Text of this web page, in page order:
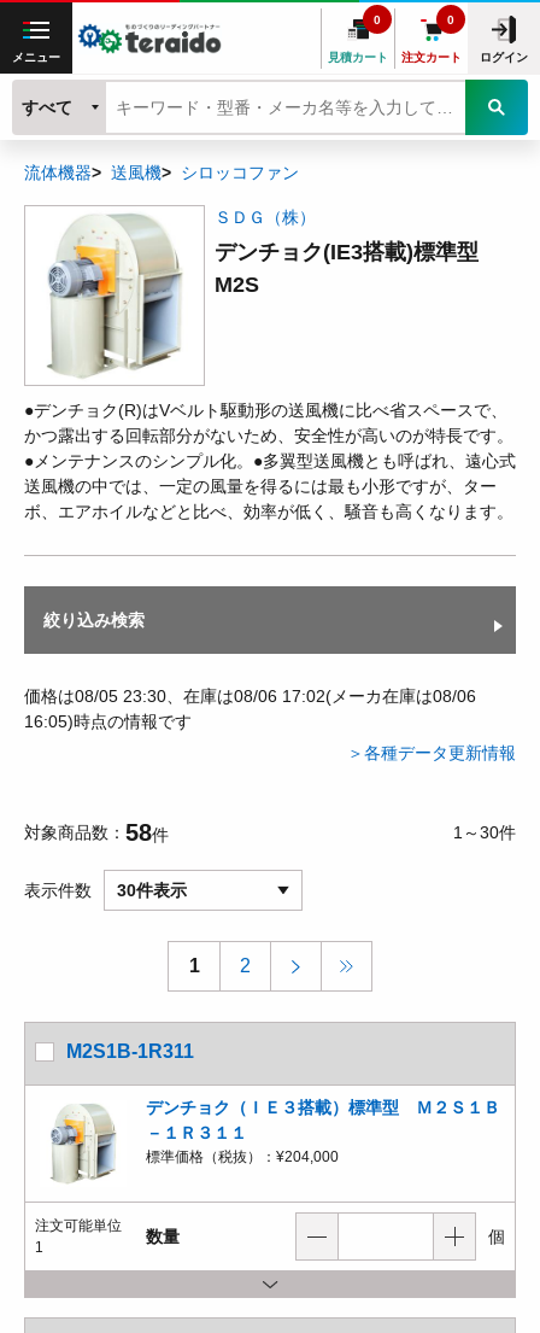
メニュー 見積カート
0
注文カート
0
ログイン
すべて
流体機器 送風機 シロッコファン
ＳＤＧ（株）
デンチョク(IE3搭載)標準型
M2S
●デンチョク(R)はVベルト駆動形の送風機に比べ省スペースで、
かつ露出する回転部分がないため、安全性が高いのが特長です。
●メンテナンスのシンプル化。●多翼型送風機とも呼ばれ、遠心式
送風機の中では、一定の風量を得るには最も小形ですが、ター
ボ、エアホイルなどと比べ、効率が低く、騒音も高くなります。
絞り込み検索
価格は08/05 23:30、在庫は08/06 17:02(メーカ在庫は08/06
16:05)時点の情報です
＞各種データ更新情報
対象商品数 58件 1～30件
表示件数 30件表示
1 2
M2S1B-1R311
デンチョク（ＩＥ３搭載）標準型 Ｍ２Ｓ１Ｂ
－１Ｒ３１１
標準価格（税抜）： ¥204,000
注文可能単位
1
数量 個